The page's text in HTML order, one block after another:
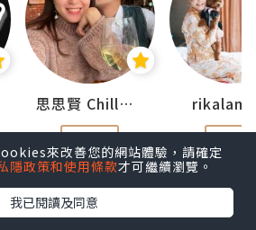
思思賢 ChillMyBabe
追蹤 追蹤
來改善您的網站體驗，請確定
隱政策和使用條款才可繼續瀏覽。
我已閱讀及同意